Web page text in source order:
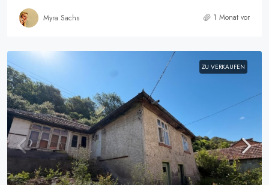
Myra Sachs 1 Monat vor
ZU VERKAUFEN